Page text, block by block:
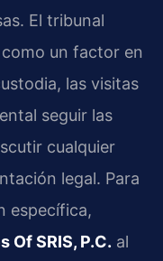
El tribunal
un factor en
las visitas
seguir las
cualquier
legal. Para
específica,
Of SRIS, P.C. al